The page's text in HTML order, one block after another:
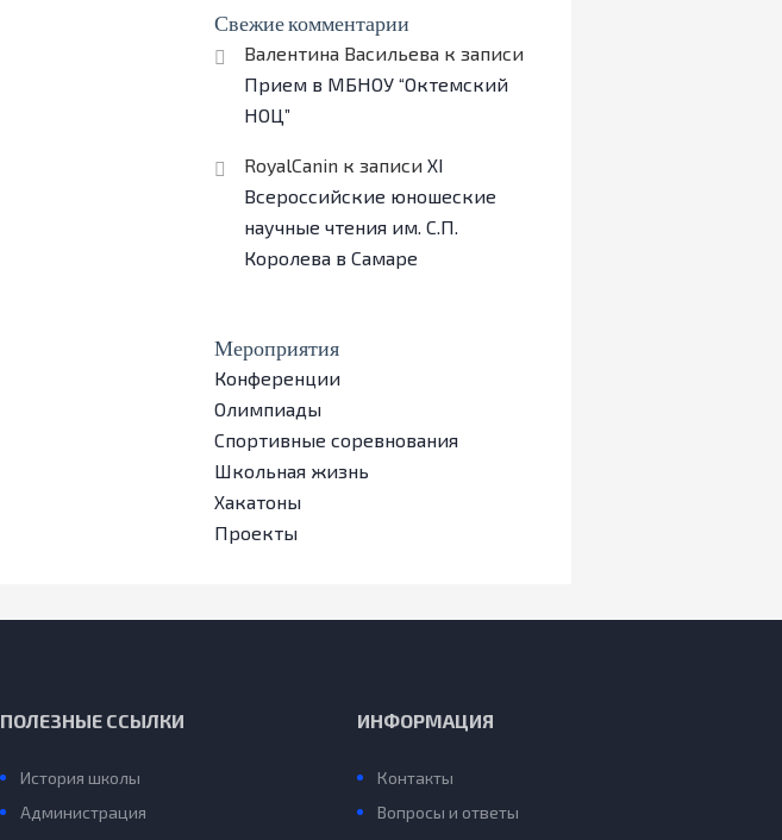
Свежие комментарии
Валентина Васильева к записи
Прием в МБНОУ “Октемский
НОЦ”
RoyalCanin к записи ХI
Всероссийские юношеские
научные чтения им. С.П.
Королева в Самаре
Мероприятия
Конференции
Олимпиады
Спортивные соревнования
Школьная жизнь
Хакатоны
Проекты
ПОЛЕЗНЫЕ ССЫЛКИ
История школы
Администрация
ИНФОРМАЦИЯ
Контакты
Вопросы и ответы